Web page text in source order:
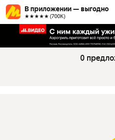
В приложении — выгодно
★★★★★ (700К)
0